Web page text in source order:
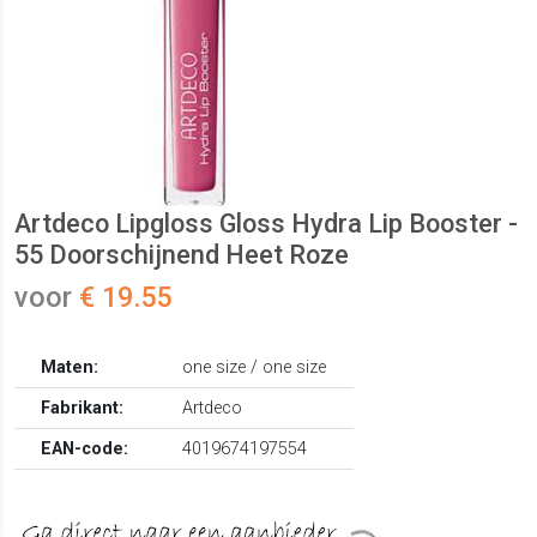
Artdeco Lipgloss Gloss Hydra Lip Booster -
55 Doorschijnend Heet Roze
voor € 19.55
Maten:
one size / one size
Fabrikant:
Artdeco
EAN-code:
4019674197554